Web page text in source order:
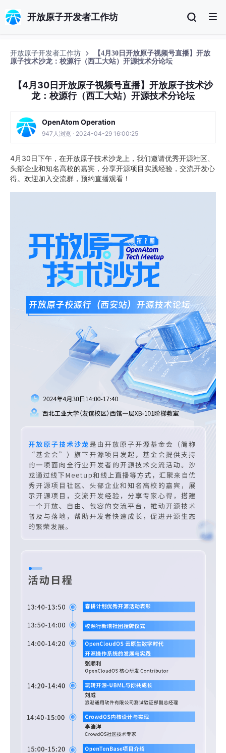
开放原子开发者工作坊
开放原子开发者工作坊
【4月30日开放原子视频号直播】开放
原子技术沙龙：校源行（西工大站）开源技术分论坛
【4月30日开放原子视频号直播】开放原子技术沙
龙：校源行（西工大站）开源技术分论坛
OpenAtom Operation
947人浏览 · 2024-04-29 16:00:25
4月30日下午，在开放原子技术沙龙上，我们邀请优秀开源社区、
头部企业和知名高校的嘉宾，分享开源项目实践经验，交流开发心
得。欢迎加入交流群，预约直播观看！